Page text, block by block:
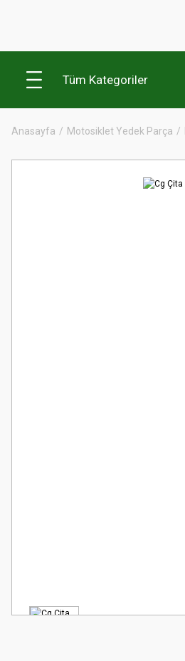
Tüm Kategoriler
Anasayfa Motosiklet Yedek Parça